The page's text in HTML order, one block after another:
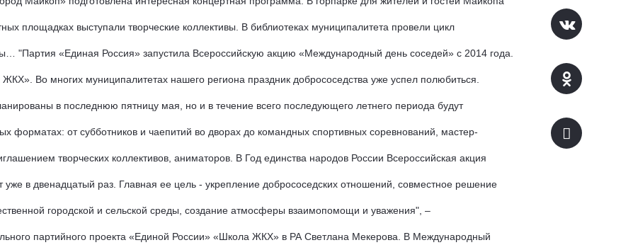
площадках выступали творческие коллективы. В библиотеках муниципалитета провели цикл
"Партия «Единая Россия» запустила Всероссийскую акцию «Международный день соседей» с 2014 года.
Во многих муниципалитетах нашего региона праздник добрососедства уже успел полюбиться.
в последнюю пятницу мая, но и в течение всего последующего летнего периода будут
форматах: от субботников и чаепитий во дворах до командных спортивных соревнований, мастер-
творческих коллективов, аниматоров. В Год единства народов России Всероссийская акция
в двенадцатый раз. Главная ее цель - укрепление добрососедских отношений, совместное решение
городской и сельской среды, создание атмосферы взаимопомощи и уважения", –
партийного проекта «Единой России» «Школа ЖКХ» в РА Светлана Мекерова. В Международный